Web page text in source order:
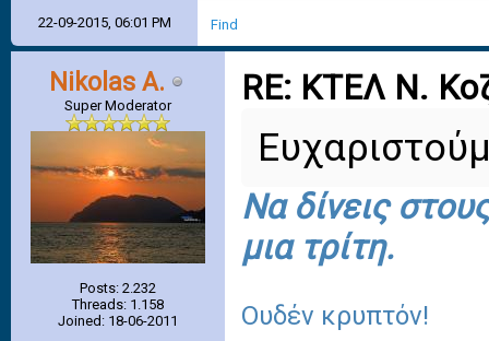
22-09-2015, 06:01 PM Find
Nikolas A.
Super Moderator
Posts: 2.232
Threads: 1.158
Joined: 18-06-2011
RE: ΚΤΕΛ Ν.
Να δίνεις
μια τρίτη.
Ουδέν κρυπτόν!